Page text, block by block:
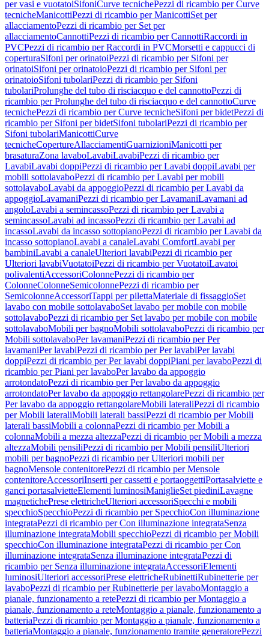
per vasi e vuotatoiSifoniCurve tecnichePezzi di ricambio per Curve
tecnicheManicottiPezzi di ricambio per ManicottiSet per
allacciamentoPezzi di ricambio per Set per
allacciamentoCannottiPezzi di ricambio per CannottiRaccordi in
PVCPezzi di ricambio per Raccordi in PVCMorsetti e cappucci di
coperturaSifoni per orinatoiPezzi di ricambio per Sifoni per
orinatoiSifoni per orinatoioPezzi di ricambio per Sifoni per
orinatoioSifoni tubolariPezzi di ricambio per Sifoni
tubolariProlunghe del tubo di risciacquo e del cannottoPezzi di
ricambio per Prolunghe del tubo di risciacquo e del cannottoCurve
tecnichePezzi di ricambio per Curve tecnicheSifoni per bidetPezzi di
ricambio per Sifoni per bidetSifoni tubolariPezzi di ricambio per
Sifoni tubolariManicottiCurve
tecnicheCopertureAllacciamentiGuarnizioniManicotti per
brasaturaZona lavaboLavabiLavabiPezzi di ricambio per
LavabiLavabi doppiPezzi di ricambio per Lavabi doppiLavabi per
mobili sottolavaboPezzi di ricambio per Lavabi per mobili
sottolavaboLavabi da appoggioPezzi di ricambio per Lavabi da
appoggioLavamaniPezzi di ricambio per LavamaniLavamani ad
angoloLavabi a semincassoPezzi di ricambio per Lavabi a
semincassoLavabi ad incassoPezzi di ricambio per Lavabi ad
incassoLavabi da incasso sottopianoPezzi di ricambio per Lavabi da
incasso sottopianoLavabi a canaleLavabi ComfortLavabi per
bambiniLavabi a canaleUlteriori lavabiPezzi di ricambio per
Ulteriori lavabiVuotatoiPezzi di ricambio per VuotatoiLavatoi
polivalentiAccessoriColonnePezzi di ricambio per
ColonneColonneSemicolonnePezzi di ricambio per
SemicolonneAccessoriTappi per pilettaMateriale di fissaggioSet
lavabo con mobile sottolavaboSet lavabo per mobile con mobile
sottolavaboPezzi di ricambio per Set lavabo per mobile con mobile
sottolavaboMobili per bagnoMobili sottolavaboPezzi di ricambio per
Mobili sottolavaboPer lavamaniPezzi di ricambio per Per
lavamaniPer lavabiPezzi di ricambio per Per lavabiPer lavabi
doppiPezzi di ricambio per Per lavabi doppiPiani per lavaboPezzi di
ricambio per Piani per lavaboPer lavabo da appoggio
arrotondatoPezzi di ricambio per Per lavabo da appoggio
arrotondatoPer lavabo da appoggio rettangolarePezzi di ricambio per
Per lavabo da appoggio rettangolareMobili lateraliPezzi di ricambio
per Mobili lateraliMobili laterali bassiPezzi di ricambio per Mobili
laterali bassiMobili a colonnaPezzi di ricambio per Mobili a
colonnaMobili a mezza altezzaPezzi di ricambio per Mobili a mezza
altezzaMobili pensiliPezzi di ricambio per Mobili pensiliUlteriori
mobili per bagnoPezzi di ricambio per Ulteriori mobili per
bagnoMensole contenitorePezzi di ricambio per Mensole
contenitoreAccessoriInserti per cassetti e portaoggettiPortasalviette e
ganci portasalvietteElementi luminosiManiglieSet piediniLavagne
magnetichePrese elettricheUlteriori accessoriSpecchi e mobili
specchioSpecchioPezzi di ricambio per SpecchioCon illuminazione
integrataPezzi di ricambio per Con illuminazione integrataSenza
illuminazione integrataMobili specchioPezzi di ricambio per Mobili
specchioCon illuminazione integrataPezzi di ricambio per Con
illuminazione integrataSenza illuminazione integrataPezzi di
ricambio per Senza illuminazione integrataAccessoriElementi
luminosiUlteriori accessoriPrese elettricheRubinettiRubinetterie per
lavaboPezzi di ricambio per Rubinetterie per lavaboMontaggio a
pianale, funzionamento a retePezzi di ricambio per Montaggio a
pianale, funzionamento a reteMontaggio a pianale, funzionamento a
batteriaPezzi di ricambio per Montaggio a pianale, funzionamento a
batteriaMontaggio a pianale, funzionamento tramite generatorePezzi